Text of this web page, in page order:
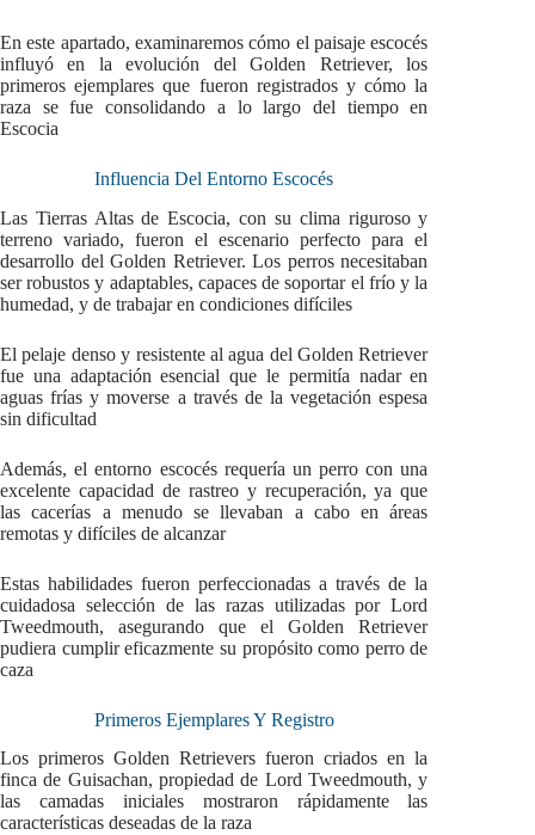
En este apartado, examinaremos cómo el paisaje escocés
influyó en la evolución del Golden Retriever, los
primeros ejemplares que fueron registrados y cómo la
raza se fue consolidando a lo largo del tiempo en
Escocia
Influencia Del Entorno Escocés
Las Tierras Altas de Escocia, con su clima riguroso y
terreno variado, fueron el escenario perfecto para el
desarrollo del Golden Retriever. Los perros necesitaban
ser robustos y adaptables, capaces de soportar el frío y la
humedad, y de trabajar en condiciones difíciles
El pelaje denso y resistente al agua del Golden Retriever
fue una adaptación esencial que le permitía nadar en
aguas frías y moverse a través de la vegetación espesa
sin dificultad
Además, el entorno escocés requería un perro con una
excelente capacidad de rastreo y recuperación, ya que
las cacerías a menudo se llevaban a cabo en áreas
remotas y difíciles de alcanzar
Estas habilidades fueron perfeccionadas a través de la
cuidadosa selección de las razas utilizadas por Lord
Tweedmouth, asegurando que el Golden Retriever
pudiera cumplir eficazmente su propósito como perro de
caza
Primeros Ejemplares Y Registro
Los primeros Golden Retrievers fueron criados en la
finca de Guisachan, propiedad de Lord Tweedmouth, y
las camadas iniciales mostraron rápidamente las
características deseadas de la raza